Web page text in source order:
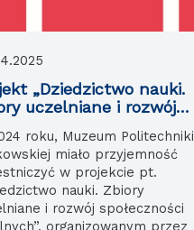
„Dziedzictwo nauki.
uczelniane i rozwój
roku, Muzeum Politechniki
miało przyjemność
w projekcie pt.
nauki. Zbiory
i rozwój społeczności
organizowanym przez